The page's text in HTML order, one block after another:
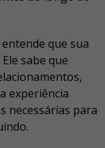
que sua
sabe que
experiência
necessárias para